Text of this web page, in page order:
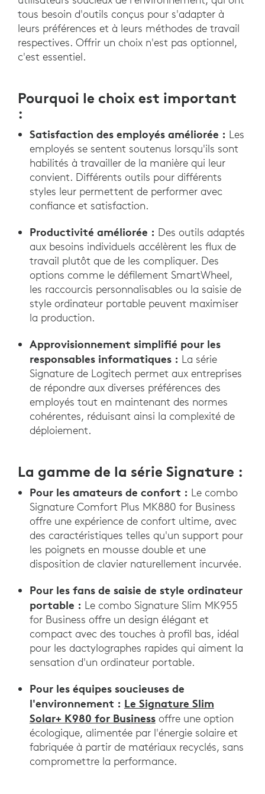
tous besoin d'outils conçus pour s'adapter à
leurs préférences et à leurs méthodes de travail
respectives. Offrir un choix n'est pas optionnel,
c'est essentiel.
Pourquoi le choix est important
:
Satisfaction des employés améliorée : Les
employés se sentent soutenus lorsqu'ils sont
habilités à travailler de la manière qui leur
convient. Différents outils pour différents
styles leur permettent de performer avec
confiance et satisfaction.
Productivité améliorée : Des outils adaptés
aux besoins individuels accélèrent les flux de
travail plutôt que de les compliquer. Des
options comme le défilement SmartWheel,
les raccourcis personnalisables ou la saisie de
style ordinateur portable peuvent maximiser
la production.
Approvisionnement simplifié pour les
responsables informatiques : La série
Signature de Logitech permet aux entreprises
de répondre aux diverses préférences des
employés tout en maintenant des normes
cohérentes, réduisant ainsi la complexité de
déploiement.
La gamme de la série Signature :
Pour les amateurs de confort : Le combo
Signature Comfort Plus MK880 for Business
offre une expérience de confort ultime, avec
des caractéristiques telles qu'un support pour
les poignets en mousse double et une
disposition de clavier naturellement incurvée.
Pour les fans de saisie de style ordinateur
portable : Le combo Signature Slim MK955
for Business offre un design élégant et
compact avec des touches à profil bas, idéal
pour les dactylographes rapides qui aiment la
sensation d'un ordinateur portable.
Pour les équipes soucieuses de
l'environnement : Le Signature Slim
Solar+ K980 for Businessoffre une option
écologique, alimentée par l'énergie solaire et
fabriquée à partir de matériaux recyclés, sans
compromettre la performance.